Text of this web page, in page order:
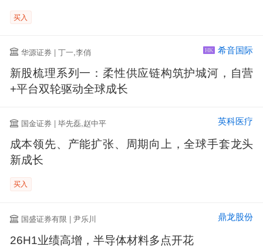
买入
华源证券 | 丁一,李俏 HK 希音国际
新股梳理系列一：柔性供应链构筑护城河，自营
+平台双轮驱动全球成长
国金证券 | 毕先磊,赵中平 英科医疗
成本领先、产能扩张、周期向上，全球手套龙头
新成长
买入
国盛证券有限 | 尹乐川 鼎龙股份
26H1业绩高增，半导体材料多点开花